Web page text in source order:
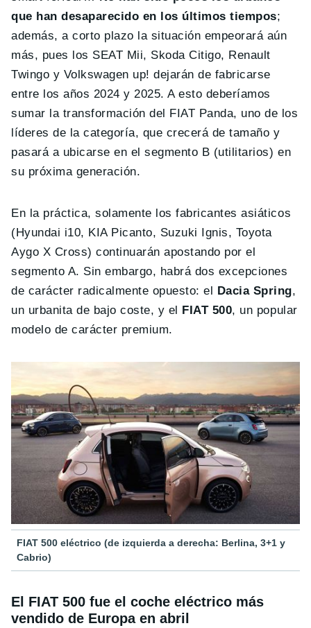
que han desaparecido en los últimos tiempos;
además, a corto plazo la situación empeorará aún
más, pues los SEAT Mii, Skoda Citigo, Renault
Twingo y Volkswagen up! dejarán de fabricarse
entre los años 2024 y 2025. A esto deberíamos
sumar la transformación del FIAT Panda, uno de los
líderes de la categoría, que crecerá de tamaño y
pasará a ubicarse en el segmento B (utilitarios) en
su próxima generación.
En la práctica, solamente los fabricantes asiáticos
(Hyundai i10, KIA Picanto, Suzuki Ignis, Toyota
Aygo X Cross) continuarán apostando por el
segmento A. Sin embargo, habrá dos excepciones
de carácter radicalmente opuesto: el
Dacia Spring,
un urbanita de bajo coste, y el
FIAT 500, un popular
modelo de carácter premium.
FIAT 500 eléctrico (de izquierda a derecha: Berlina, 3+1 y
Cabrio)
El FIAT 500 fue el coche eléctrico más
vendido de Europa en abril